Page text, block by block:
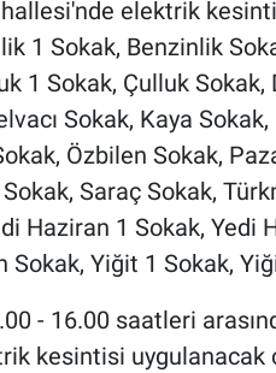
elektrik
1 Sokak, Benzinlik
1 Sokak, Çulluk
Sokak, Kaya
Özbilen Sokak,
Saraç Sokak,
Haziran 1 Sokak, Yedi
Sokak, Yiğit 1 Sokak,
- 16.00 saatleri
kesintisi uygulanacak